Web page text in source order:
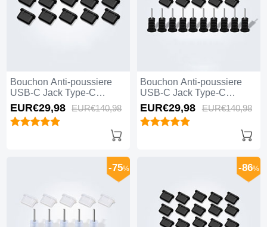
Bouchon Anti-poussiere
USB-C Jack Type-C
Universel 10PCS H01 pour
Apple iPhone 15 Pro Max
Noir
EUR€29,98 EUR€140,98
Bouchon Anti-poussiere
USB-C Jack Type-C
Universel 10PCS pour
Apple iPhone 15 Pro Max
Noir
EUR€29,98 EUR€140,98
-75% -86%